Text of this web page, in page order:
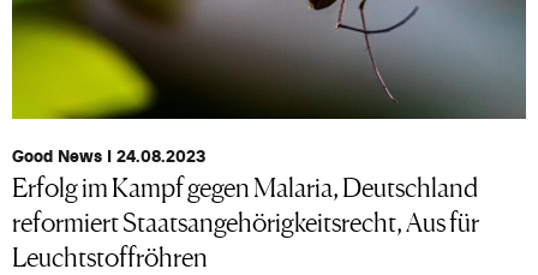
Good News I 24.08.2023
Erfolg im Kampf gegen Malaria, Deutschland
reformiert Staatsangehörigkeitsrecht, Aus für
Leuchtstoffröhren